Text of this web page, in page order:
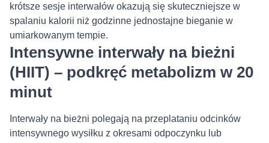
krótsze sesje interwałów okazują się skuteczniejsze w
spalaniu kalorii niż godzinne jednostajne bieganie w
umiarkowanym tempie.
Intensywne interwały na bieżni
(HIIT) – podkręć metabolizm w 20
minut
Interwały na bieżni polegają na przeplataniu odcinków
intensywnego wysiłku z okresami odpoczynku lub